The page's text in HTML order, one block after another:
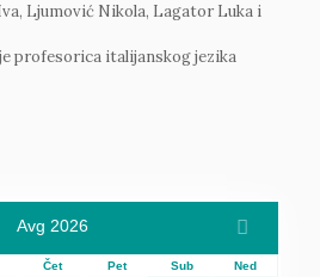
Ljumović Nikola, Lagator Luka i
profesorica italijanskog jezika
Avg 2026
Čet Pet Sub Ned